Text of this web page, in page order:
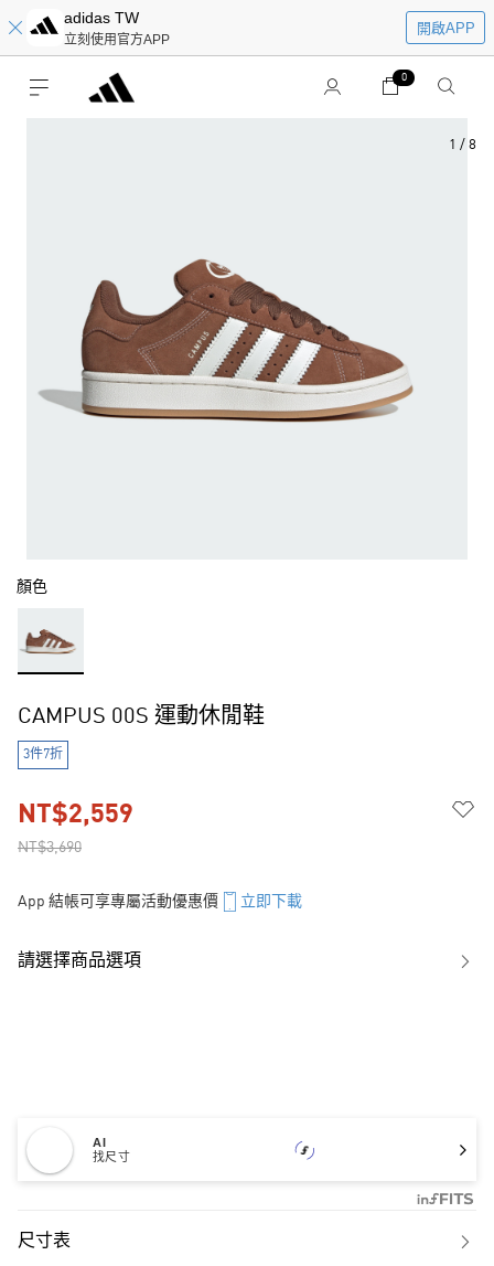
adidas TW
立刻使用官方APP
開啟APP
0
1 / 8
顏色
CAMPUS 00S 運動休閒鞋
3件7折
NT$3,690
NT$2,559
App 結帳可享專屬活動優惠價 立即下載
請選擇商品選項
AI
找尺寸
尺寸表